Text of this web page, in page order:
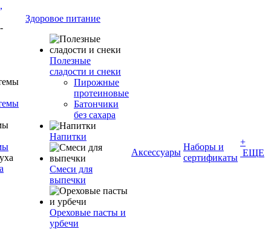
Здоровое питание
Полезные
сладости и снеки
Пирожные
протеиновые
Батончики
без сахара
Напитки
Смеси для
выпечки
Ореховые пасты и
урбечи
Аксессуары
Наборы и
сертификаты
+
ЕЩЕ